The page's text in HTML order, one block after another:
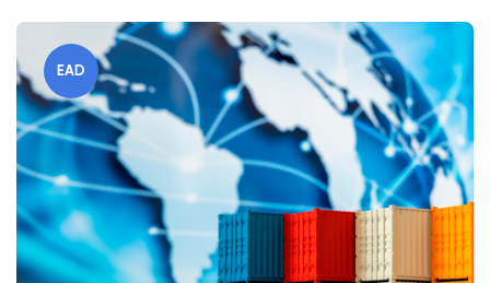
EAD